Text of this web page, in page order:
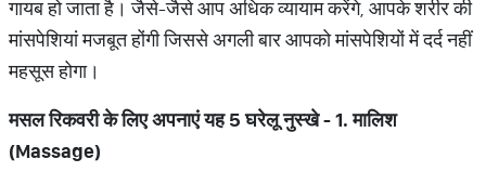
गायब हो जाता है। जैसे-जैसे आप अधिक व्यायाम करेंगे, आपके शरीर की
मांसपेशियां मजबूत होंगी जिससे अगली बार आपको मांसपेशियों में दर्द नहीं
महसूस होगा।
मसल रिकवरी के लिए अपनाएं यह5घरेलू नुस्खे -1.मालिश
(Massage)